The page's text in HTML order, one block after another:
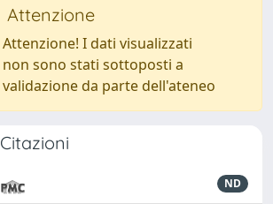
Attenzione
Attenzione! I dati visualizzati
non sono stati sottoposti a
validazione da parte dell'ateneo
Citazioni
ND